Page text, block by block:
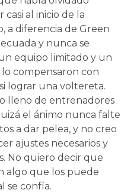
al inicio de la
a diferencia de Green
y nunca se
equipo limitado y un
compensaron con
lograr una voltereta.
lleno de entrenadores
el ánimo nunca falte
a dar pelea, y no creo
ajustes necesarios y
No quiero decir que
algo que los puede
se confía.